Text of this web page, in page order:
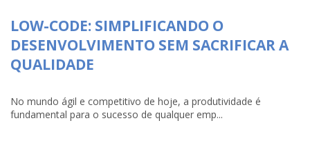
LOW-CODE: SIMPLIFICANDO O
DESENVOLVIMENTO SEM SACRIFICAR A
QUALIDADE
No mundo ágil e competitivo de hoje, a produtividade é
fundamental para o sucesso de qualquer emp...